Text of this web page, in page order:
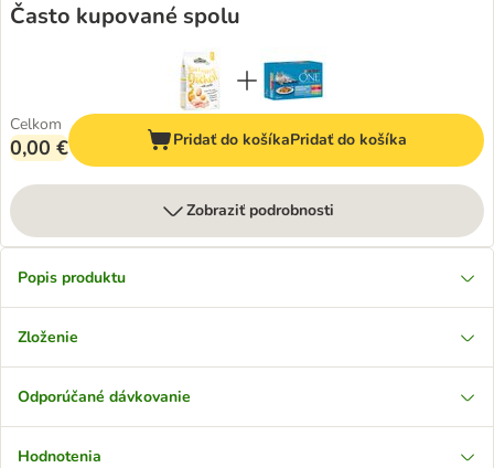
Často kupované spolu
Celkom
0,00 € Pridať do košíkaPridať do košíka
Zobraziť podrobnosti
Popis produktu
Zloženie
Odporúčané dávkovanie
Hodnotenia